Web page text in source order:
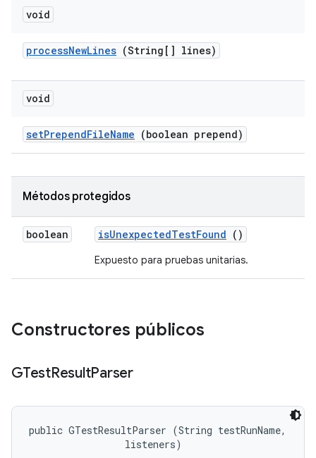
void
processNewLines (String[] lines)
void
setPrependFileName (boolean prepend)
Métodos protegidos
boolean isUnexpectedTestFound ()
Expuesto para pruebas unitarias.
Constructores públicos
GTestResultParser
public GTestResultParser (String testRunName,
listeners)